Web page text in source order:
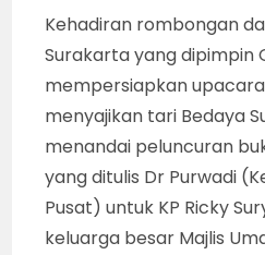
Kehadiran rombongan
Surakarta yang dipimpin
mempersiapkan
menyajikan tari Bedaya
menandai peluncuran
yang ditulis Dr Purwadi
Pusat) untuk KP Ricky
keluarga besar Majlis